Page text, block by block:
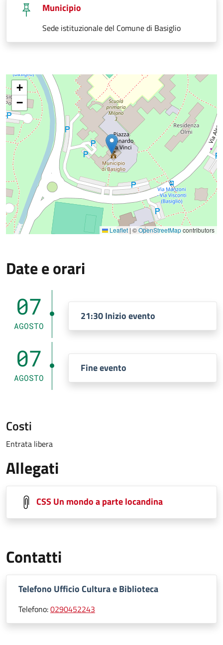
Municipio
Sede istituzionale del Comune di Basiglio
+
−
Leaflet | ©OpenStreetMapcontributors
Date e orari
07
AGOSTO
21:30 Inizio evento
07
AGOSTO
Fine evento
Costi
Entrata libera
Allegati
CSS Un mondo a parte locandina
Contatti
Telefono Ufficio Cultura e Biblioteca
Telefono:0290452243